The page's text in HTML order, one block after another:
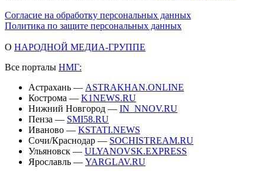
Согласие на обработку персональных данных
Политика по защите персональных данных
О НАРОДНОЙ МЕДИА-ГРУППЕ
Все порталы НМГ:
Астрахань — ASTRAKHAN.ONLINE
Кострома — K1NEWS.RU
Нижний Новгород — IN_NNOV.RU
Пенза — SMI58.RU
Иваново — KSTATI.NEWS
Сочи/Краснодар — SOCHISTREAM.RU
Ульяновск — ULYANOVSK.EXPRESS
Ярославль — YARGLAV.RU